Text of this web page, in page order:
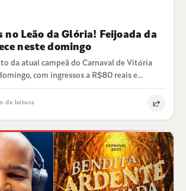
no Leão da Glória! Feijoada da
neste domingo
da atual campeã do Carnaval de Vitória
com ingressos a R$80 reais e
de leitura